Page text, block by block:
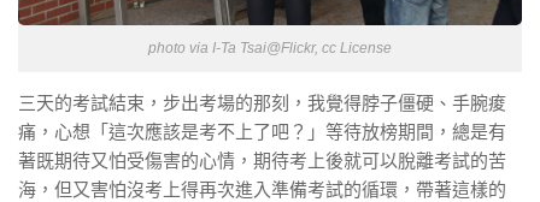
photo via I-Ta Tsai@Flickr, cc License
三天的考試結束，步出考場的那刻，我覺得脖子僵硬、手腕痠
痛，心想「這次應該是考不上了吧？」等待放榜期間，總是有
著既期待又怕受傷害的心情，期待考上後就可以脫離考試的苦
海，但又害怕沒考上得再次進入準備考試的循環，帶著這樣的